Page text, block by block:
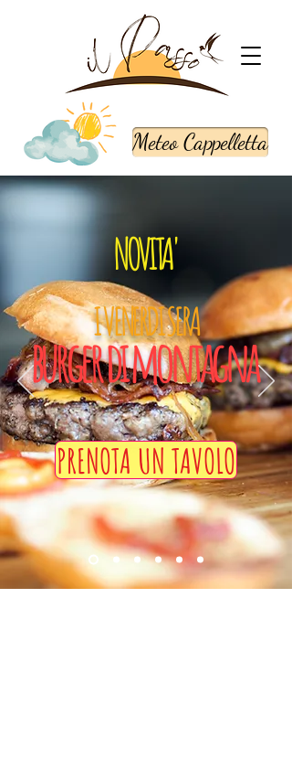
Meteo Cappelletta
NOVITA'
burger di montagna
I VENERDI SERA
PRENOTA UN TAVOLO